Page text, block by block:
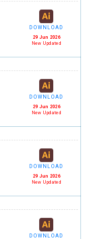
DOWNLOAD
29 Jun 2026
New Updated
DOWNLOAD
29 Jun 2026
New Updated
DOWNLOAD
29 Jun 2026
New Updated
DOWNLOAD